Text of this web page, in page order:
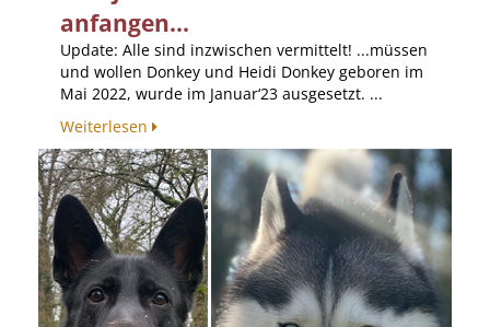
anfangen...
Update: Alle sind inzwischen vermittelt! ...müssen
und wollen Donkey und Heidi Donkey geboren im
Mai 2022, wurde im Januar‘23 ausgesetzt. ...
Weiterlesen